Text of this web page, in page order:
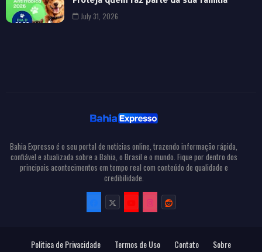
July 31, 2026
Bahia Expresso é o seu portal de notícias online, trazendo informação rápida,
confiável e atualizada sobre a Bahia, o Brasil e o mundo. Fique por dentro dos
principais acontecimentos em tempo real com conteúdo de qualidade e
credibilidade.
Politica de Privacidade Termos de Uso Contato Sobre